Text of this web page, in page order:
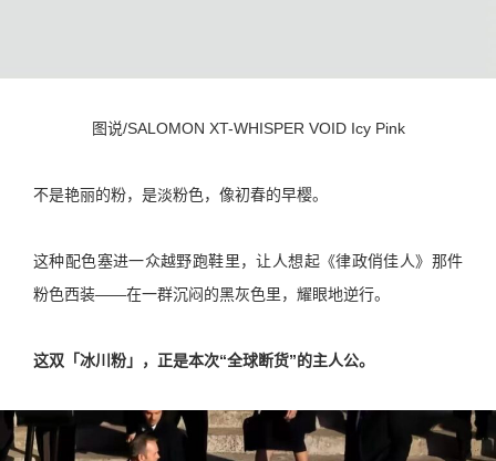
图说/SALOMON XT-WHISPER VOID Icy Pink
不是艳丽的粉，是淡粉色，像初春的早樱。
这种配色塞进一众越野跑鞋里，让人想起《律政俏佳人》那件
粉色西装——在一群沉闷的黑灰色里，耀眼地逆行。
这双「冰川粉」，正是本次“全球断货”的主人公。